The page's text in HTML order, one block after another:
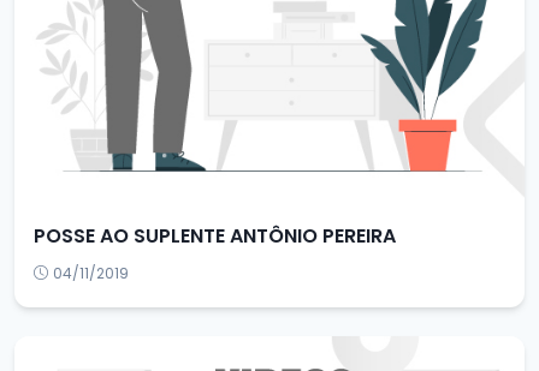
POSSE AO SUPLENTE ANTÔNIO PEREIRA
04/11/2019